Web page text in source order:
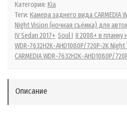
Категория: Kia
Теги: Камера заднего вида CARMEDIA
Night Vision (ночная съёмка) для
IV Sedan 2017+ Soul I II 2008+ в
WDR-7632H2K-AHD1080P/720P-2K
CARMEDIA WDR-7632H2K-AHD1080P/
Описание